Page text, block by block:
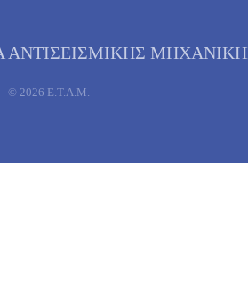
© 2026 Ε.Τ.Α.Μ.